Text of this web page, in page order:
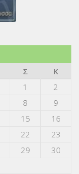
Σ
Κ
1
2
8
9
15
16
22
23
29
30